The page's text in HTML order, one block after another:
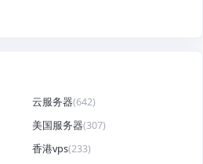
云服务器(642)
美国服务器(307)
香港vps(233)